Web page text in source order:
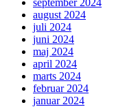
september 2024
august 2024
juli 2024
juni 2024
maj 2024
april 2024
marts 2024
februar 2024
januar 2024